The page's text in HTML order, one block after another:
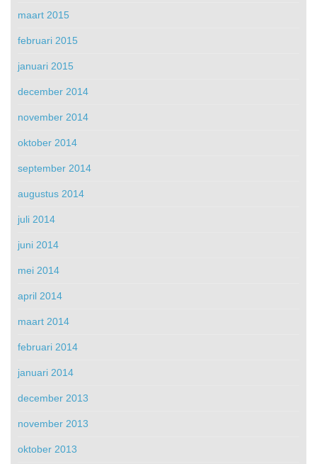
maart 2015
februari 2015
januari 2015
december 2014
november 2014
oktober 2014
september 2014
augustus 2014
juli 2014
juni 2014
mei 2014
april 2014
maart 2014
februari 2014
januari 2014
december 2013
november 2013
oktober 2013